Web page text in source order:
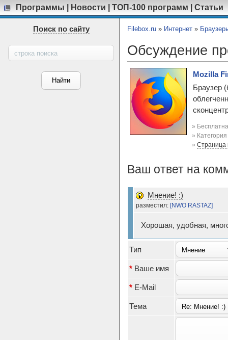
Программы Новости ТОП-100 программ Статьи
Поиск по сайту Filebox.ru » Интернет »
Обсуждение
Mozilla
Браузер
»
» Категория
» Страница
Ваш ответ на
Мнение! :)
разместил: [NWO RASTAZ]
Хорошая, удобная,
Тип
* Ваше имя
* E-Mail
Тема